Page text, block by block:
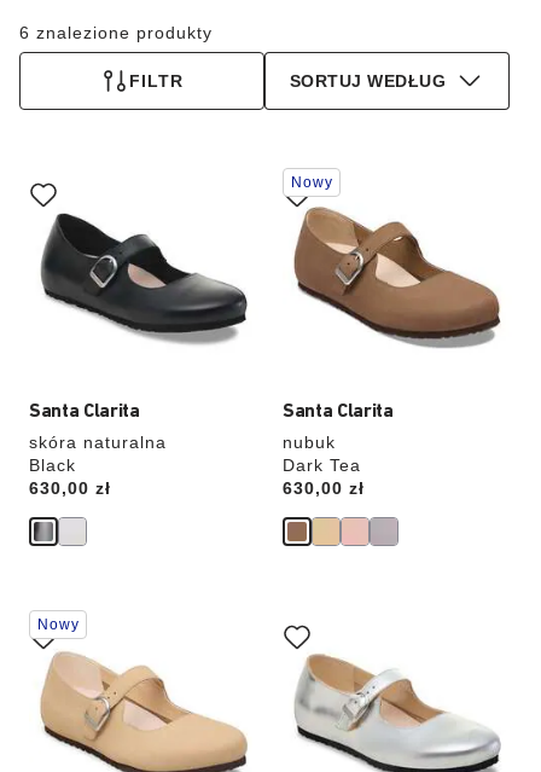
6 znalezione produkty
FILTR SORTUJ WEDŁUG
Santa Clarita
skóra naturalna
Black
Price:
630,00 zł
koloru
spowoduje
zmianę
zdjęcia
produktu
Santa Clarita
nubuk
Dark Tea
Price:
630,00 zł
Wybranie
koloru
spowoduje
zmianę
zdjęcia
produktu
Nowy
Wybranie
koloru
spowoduje
zmianę
zdjęcia
produktu
Nowy
koloru
spowoduje
zmianę
zdjęcia
produktu